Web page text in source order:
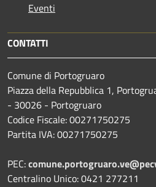
Eventi
CONTATTI
Comune di Portogruaro
Piazza della Repubblica 1,
- 30026 - Portogruaro
Codice Fiscale: 00271750275
Partita IVA: 00271750275
PEC:
Centralino Unico: 0421 277211